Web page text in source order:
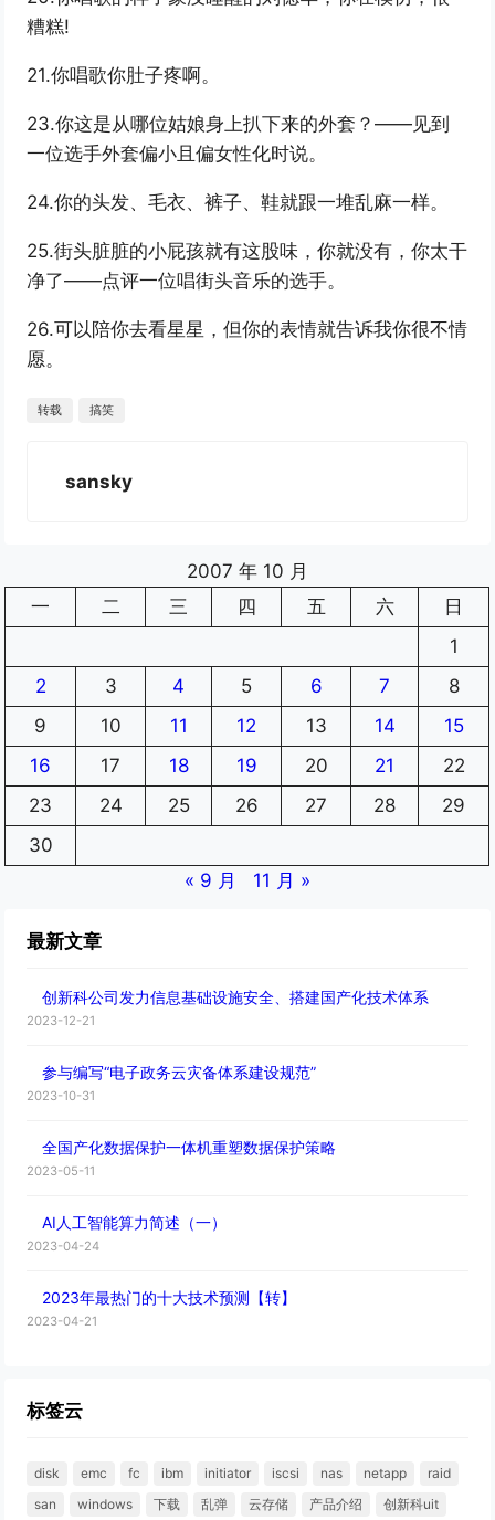
糟糕!
21.你唱歌你肚子疼啊。
23.你这是从哪位姑娘身上扒下来的外套？——见到
一位选手外套偏小且偏女性化时说。
24.你的头发、毛衣、裤子、鞋就跟一堆乱麻一样。
25.街头脏脏的小屁孩就有这股味，你就没有，你太干
净了——点评一位唱街头音乐的选手。
26.可以陪你去看星星，但你的表情就告诉我你很不情
愿。
转载 搞笑
sansky
2007 年 10 月
一
二 三 四 五 六
日
1
2
3 4 5 6 7
8
9
10 11 12 13 14
15
16
17 18 19 20 21
22
23
24 25 26 27 28
29
30
« 9 月
11 月 »
最新文章
创新科公司发力信息基础设施安全、搭建国产化技术体系
2023-12-21
参与编写“电子政务云灾备体系建设规范”
2023-10-31
全国产化数据保护一体机重塑数据保护策略
2023-05-11
AI人工智能算力简述（一）
2023-04-24
2023年最热门的十大技术预测【转】
2023-04-21
标签云
disk emc fc ibm initiator iscsi nas netapp
raid
san
windows 下载 乱弹 云存储 产品介绍 创新科uit